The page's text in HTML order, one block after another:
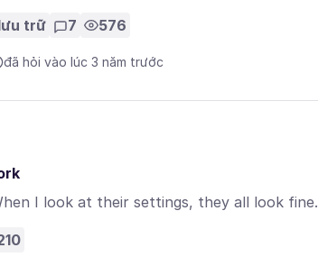
trữ 7 576
đã hỏi vào lúc 3 năm trước
I look at their settings, they all look fine.